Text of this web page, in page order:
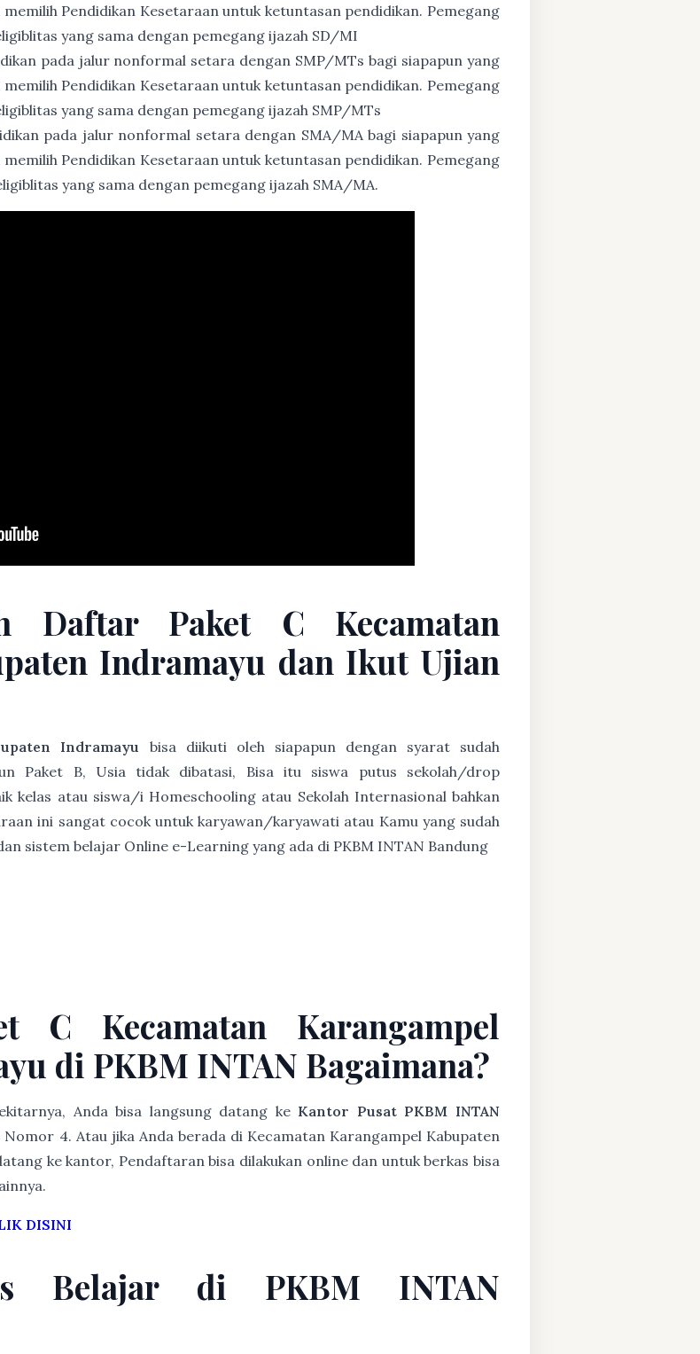
Pendidikan Kesetaraan untuk ketuntasan pendidikan. Pemegang
yang sama dengan pemegang ijazah SD/MI
pada jalur nonformal setara dengan SMP/MTs bagi siapapun yang
Pendidikan Kesetaraan untuk ketuntasan pendidikan. Pemegang
yang sama dengan pemegang ijazah SMP/MTs
pada jalur nonformal setara dengan SMA/MA bagi siapapun yang
Pendidikan Kesetaraan untuk ketuntasan pendidikan. Pemegang
yang sama dengan pemegang ijazah SMA/MA.
Daftar Paket C Kecamatan
Indramayu dan Ikut Ujian
Indramayu
bisa diikuti oleh siapapun dengan syarat sudah
Paket B, Usia tidak dibatasi, Bisa itu siswa putus sekolah/drop
kelas atau siswa/i Homeschooling atau Sekolah Internasional bahkan
ini sangat cocok untuk karyawan/karyawati atau Kamu yang sudah
sistem belajar Online e-Learning yang ada di PKBM INTAN Bandung
C Kecamatan Karangampel
di PKBM INTAN Bagaimana?
Anda bisa langsung datang ke Kantor Pusat PKBM INTAN
Nomor 4. Atau jika Anda berada di Kecamatan Karangampel Kabupaten
ke kantor, Pendaftaran bisa dilakukan online dan untuk berkas bisa
DISINI
Belajar di PKBM INTAN